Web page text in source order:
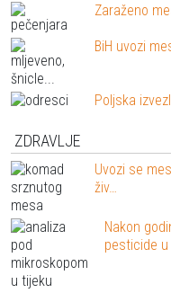
Zaraženo
BiH uvozi
Poljska
ZDRAVLJE
Uvozi se
živ…
Nakon
pesticide